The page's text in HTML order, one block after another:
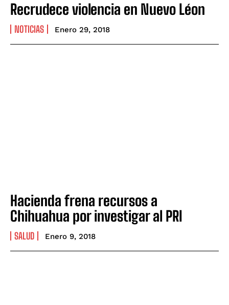
Recrudece violencia en Nuevo Léon
NOTICIAS Enero 29, 2018
Hacienda frena recursos a
Chihuahua por investigar al PRI
SALUD Enero 9, 2018